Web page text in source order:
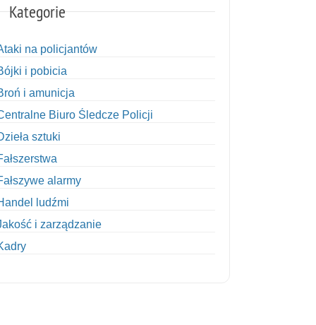
Kategorie
na policjantów
i pobicia
i amunicja
Biuro Śledcze Policji
sztuki
alarmy
ludźmi
i zarządzanie